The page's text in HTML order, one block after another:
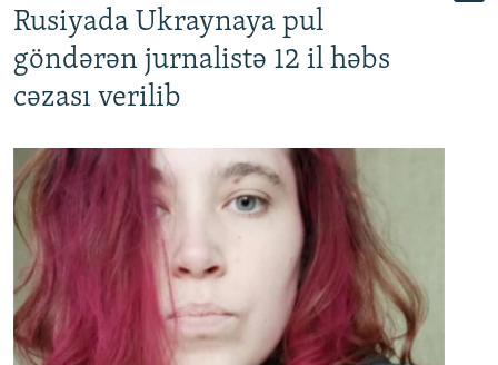
Rusiyada Ukraynaya pul
göndərən jurnalistə 12 il həbs
cəzası verilib